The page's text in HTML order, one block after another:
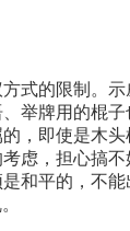
式的限制。
举牌用的棍
，即使是木
虑，担心搞
和平的，不